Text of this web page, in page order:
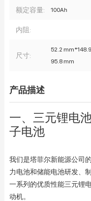
额定容量: 100Ah
内阻:
尺寸:
52.2
95.8 mm
产品描述
一、三元锂电
子电池
我们是塔菲尔新能源公司
力电池和储能电池研发、
一系列的优质性能三元锂电
动机。